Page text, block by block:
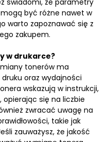
świadomi, że parametry
być różne nawet w
warto zapoznawać się z
zakupem.
w drukarce?
tonerów ma
oraz wydajności
wskazują w instrukcji,
się na liczbie
zwracać uwagę na
takie jak
zauważysz, że jakość